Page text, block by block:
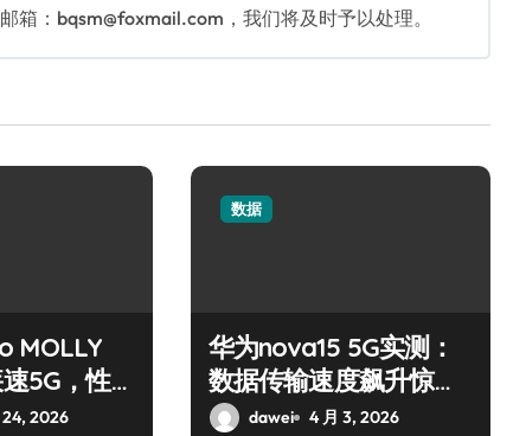
箱：bqsm@foxmail.com，我们将及时予以处理。
MOLLY
5G，性
24, 2026
数据
华为nova15 5G实测：
数据传输速度飙升惊艳
全场dawei 4 月 3, 2026